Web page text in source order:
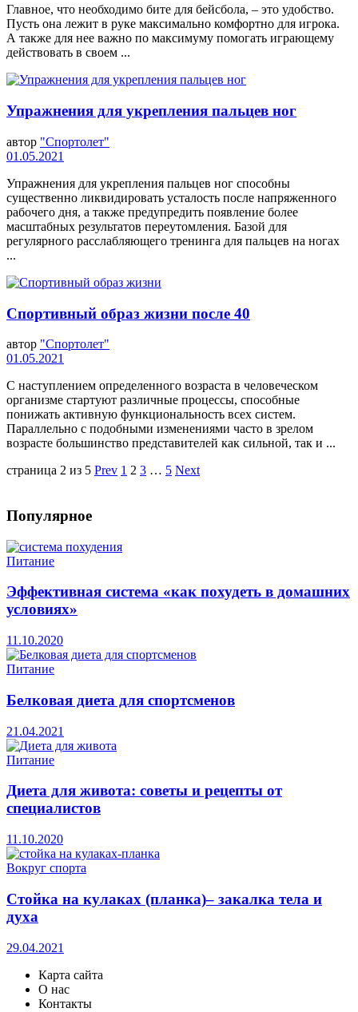
Главное, что необходимо бите для бейсбола, – это удобство.
Пусть она лежит в руке максимально комфортно для игрока.
А также для нее важно по максимуму помогать играющему
действовать в своем ...
Упражнения для укрепления пальцев ног
автор "Спортолет"
01.05.2021
Упражнения для укрепления пальцев ног способны
существенно ликвидировать усталость после напряженного
рабочего дня, а также предупредить появление более
масштабных результатов переутомления. Базой для
регулярного расслабляющего тренинга для пальцев на ногах
...
Спортивный образ жизни после 40
автор "Спортолет"
01.05.2021
С наступлением определенного возраста в человеческом
организме стартуют различные процессы, способные
понижать активную функциональность всех систем.
Параллельно с подобными изменениями часто в зрелом
возрасте большинство представителей как сильной, так и ...
страница 2 из 5 Prev 1 2 3 … 5 Next
Популярное
Питание
Эффективная система «как похудеть в домашних
условиях»
11.10.2020
Питание
Белковая диета для спортсменов
21.04.2021
Питание
Диета для живота: советы и рецепты от
специалистов
11.10.2020
Вокруг спорта
Стойка на кулаках (планка)– закалка тела и
духа
29.04.2021
Карта сайта
О нас
Контакты